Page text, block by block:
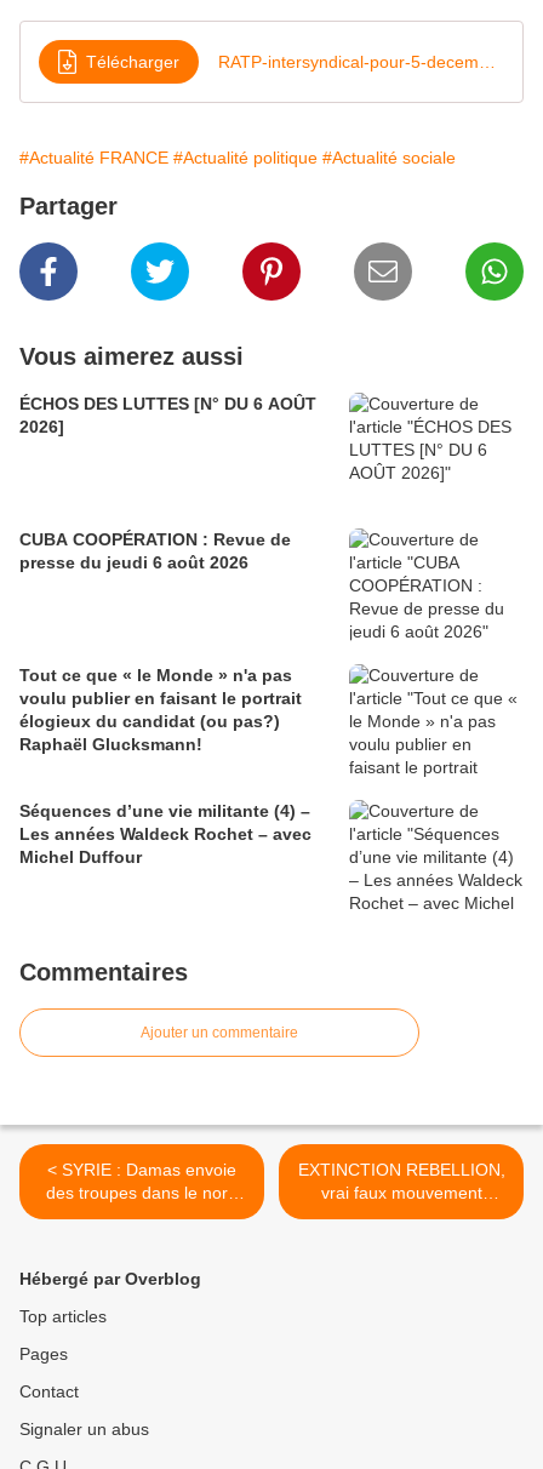
Télécharger
#Actualité FRANCE #Actualité politique #Actualité sociale
Partager
Vous aimerez aussi
ÉCHOS DES LUTTES [N° DU 6 AOÛT
2026]
CUBA COOPÉRATION : Revue de
presse du jeudi 6 août 2026
Tout ce que « le Monde » n'a pas
voulu publier en faisant le portrait
élogieux du candidat (ou pas?)
Raphaël Glucksmann!
Séquences d’une vie militante (4) –
Les années Waldeck Rochet – avec
Michel Duffour
Commentaires
Ajouter un commentaire
< SYRIE : Damas envoie
des troupes dans le nord
face à l'offensive de la
EXTINCTION REBELLION,
vrai faux mouvement
spontané ? >
Hébergé par Overblog
Top articles
Pages
Contact
Signaler un abus